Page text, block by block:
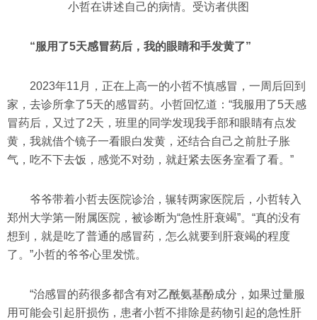
小哲在讲述自己的病情。受访者供图
“服用了5天感冒药后，我的眼睛和手发黄了”
2023年11月，正在上高一的小哲不慎感冒，一周后回到
家，去诊所拿了5天的感冒药。小哲回忆道：“我服用了5天感
冒药后，又过了2天，班里的同学发现我手部和眼睛有点发
黄，我就借个镜子一看眼白发黄，还结合自己之前肚子胀
气，吃不下去饭，感觉不对劲，就赶紧去医务室看了看。”
爷爷带着小哲去医院诊治，辗转两家医院后，小哲转入
郑州大学第一附属医院，被诊断为“急性肝衰竭”。“真的没有
想到，就是吃了普通的感冒药，怎么就要到肝衰竭的程度
了。”小哲的爷爷心里发慌。
“治感冒的药很多都含有对乙酰氨基酚成分，如果过量服
用可能会引起肝损伤，患者小哲不排除是药物引起的急性肝